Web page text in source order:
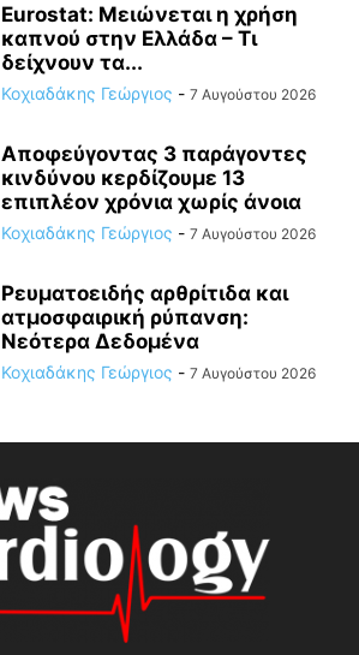
Eurostat: Μειώνεται η χρήση
καπνού στην Ελλάδα – Τι
δείχνουν τα...
Κοχιαδάκης Γεώργιος - 7 Αυγούστου 2026
Αποφεύγοντας 3 παράγοντες
κινδύνου κερδίζουμε 13
επιπλέον χρόνια χωρίς άνοια
Κοχιαδάκης Γεώργιος - 7 Αυγούστου 2026
Ρευματοειδής αρθρίτιδα και
ατμοσφαιρική ρύπανση:
Νεότερα Δεδομένα
Κοχιαδάκης Γεώργιος - 7 Αυγούστου 2026